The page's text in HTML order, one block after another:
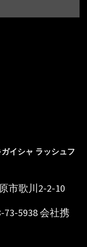
イシャ ラッシュフ
市歌川2-2-10
73-5938 会社携